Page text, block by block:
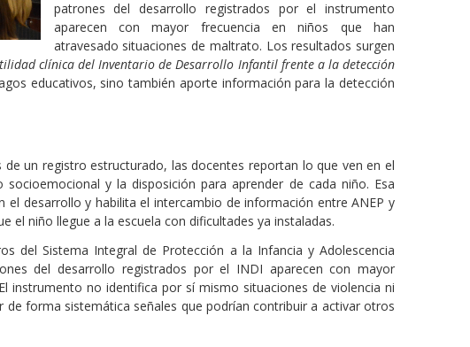
patrones del desarrollo registrados por el instrumento
aparecen con mayor frecuencia en niños que han
atravesado situaciones de maltrato. Los resultados surgen
clínica del Inventario de Desarrollo Infantil frente a la detección
educativos, sino también aporte información para la detección
un registro estructurado, las docentes reportan lo que ven en el
y la disposición para aprender de cada niño. Esa
desarrollo y habilita el intercambio de información entre ANEP y
el niño llegue a la escuela con dificultades ya instaladas.
del Sistema Integral de Protección a la Infancia y Adolescencia
del desarrollo registrados por el INDI aparecen con mayor
instrumento no identifica por sí mismo situaciones de violencia ni
forma sistemática señales que podrían contribuir a activar otros